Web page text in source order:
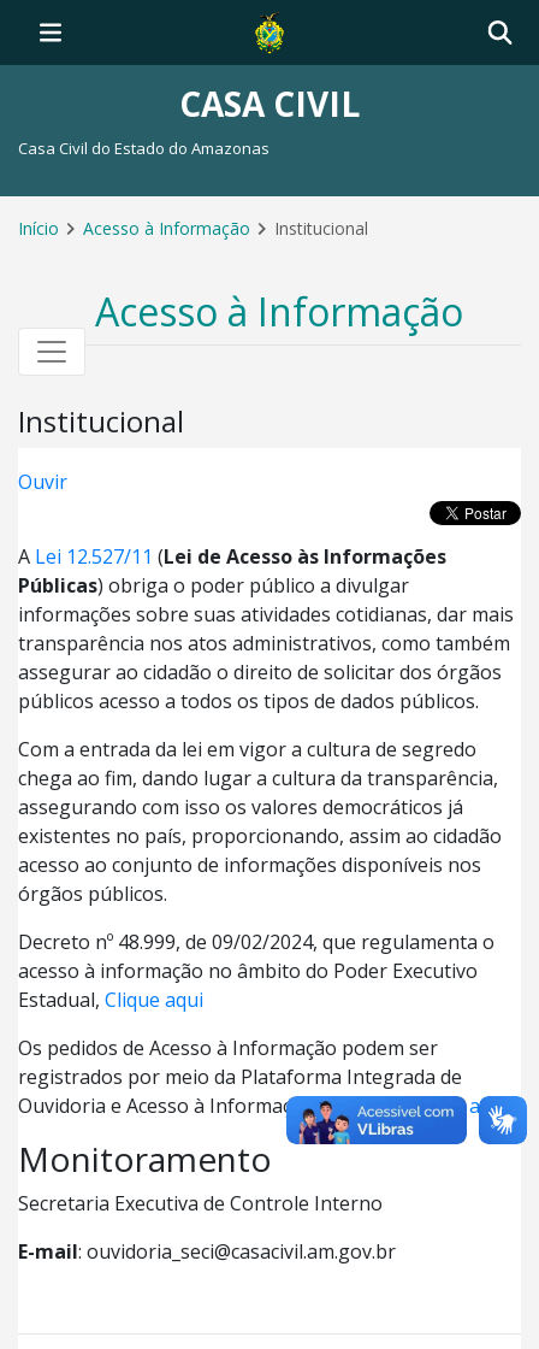
CASA CIVIL
Casa Civil do Estado do Amazonas
Início Acesso à Informação Institucional
Acesso à Informação
Institucional
Ouvir
A Lei 12.527/11 (Lei de Acesso às Informações
Públicas) obriga o poder público a divulgar
informações sobre suas atividades cotidianas, dar mais
transparência nos atos administrativos, como também
assegurar ao cidadão o direito de solicitar dos órgãos
públicos acesso a todos os tipos de dados públicos.
Com a entrada da lei em vigor a cultura de segredo
chega ao fim, dando lugar a cultura da transparência,
assegurando com isso os valores democráticos já
existentes no país, proporcionando, assim ao cidadão
acesso ao conjunto de informações disponíveis nos
órgãos públicos.
Decreto nº 48.999, de 09/02/2024, que regulamenta o
acesso à informação no âmbito do Poder Executivo
Estadual, Clique aqui
Os pedidos de Acesso à Informação podem ser
registrados por meio da Plataforma Integrada de
Ouvidoria e Acesso à Informação – Fala.BR,Clique aqui
Monitoramento
Secretaria Executiva de Controle Interno
E-mail: ouvidoria_seci@casacivil.am.gov.br